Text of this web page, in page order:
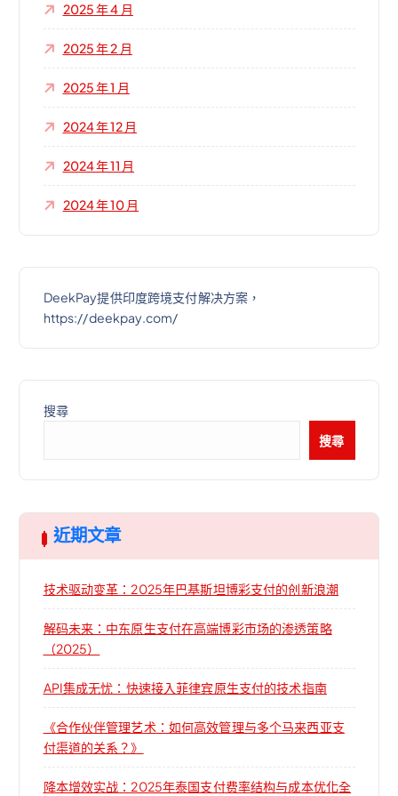
2025 年 4 月
2025 年 2 月
2025 年 1 月
2024 年 12 月
2024 年 11 月
2024 年 10 月
DeekPay提供印度跨境支付解决方案，
https://deekpay.com/
搜尋
搜尋
近期文章
技术驱动变革：2025年巴基斯坦博彩支付的创新浪潮
解码未来：中东原生支付在高端博彩市场的渗透策略
（2025）
API集成无忧：快速接入菲律宾原生支付的技术指南
《合作伙伴管理艺术：如何高效管理与多个马来西亚支
付渠道的关系？》
降本增效实战：2025年泰国支付费率结构与成本优化全